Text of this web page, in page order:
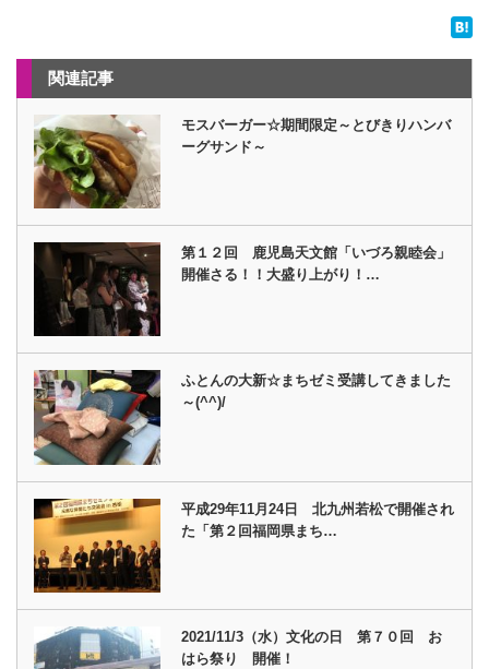
関連記事
モスバーガー☆期間限定～とびきりハンバ
ーグサンド～
第１２回 鹿児島天文館「いづろ親睦会」
開催さる！！大盛り上がり！…
ふとんの大新☆まちゼミ受講してきました
～(^^)/
平成29年11月24日 北九州若松で開催され
た「第２回福岡県まち…
2021/11/3（水）文化の日 第７０回 お
はら祭り 開催！